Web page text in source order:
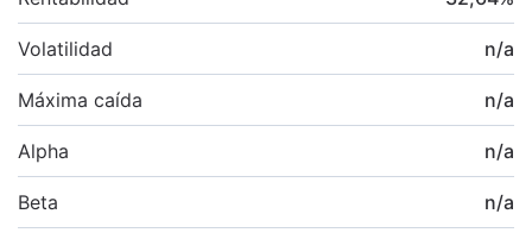
Volatilidad n/a
Máxima caída n/a
Alpha n/a
Beta n/a